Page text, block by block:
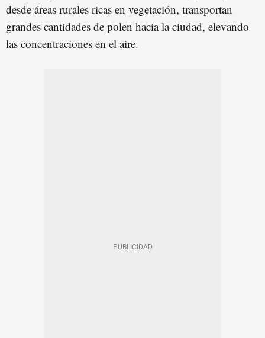
desde áreas rurales ricas en vegetación, transportan
grandes cantidades de polen hacia la ciudad, elevando
las concentraciones en el aire.